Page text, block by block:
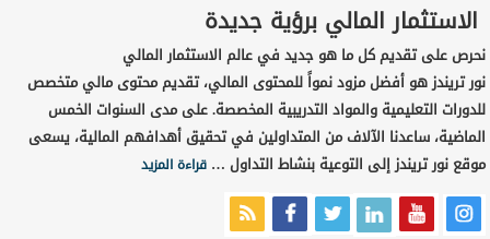
الاستثمار المالي برؤية جديدة
نحرص على تقديم كل ما هو جديد في عالم الاستثمار المالي
نور تريندز هو أفضل مزود نمواً للمحتوى المالي، تقديم محتوى مالي متخصص
للدورات التعليمية والمواد التدريبية المخصصة. على مدى السنوات الخمس
الماضية، ساعدنا الآلاف من المتداولين في تحقيق أهدافهم المالية، يسعى
موقع نور تريندز إلى التوعية بنشاط التداول …قراءة المزيد